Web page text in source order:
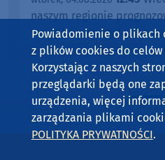
naszym regionie
mogą towarzyszyć silne
WIADOMOŚCI
Powiadomienie o plikach
z plików cookies do
Korzystając z naszych
przeglądarki będą one
urządzenia, więcej
zarządzania plikami
POLITYKA PRYWATNOŚCI.